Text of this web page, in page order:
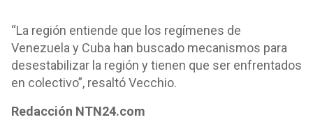
“La región entiende que los regímenes de
Venezuela y Cuba han buscado mecanismos para
desestabilizar la región y tienen que ser enfrentados
en colectivo”, resaltó Vecchio.
Redacción NTN24.com